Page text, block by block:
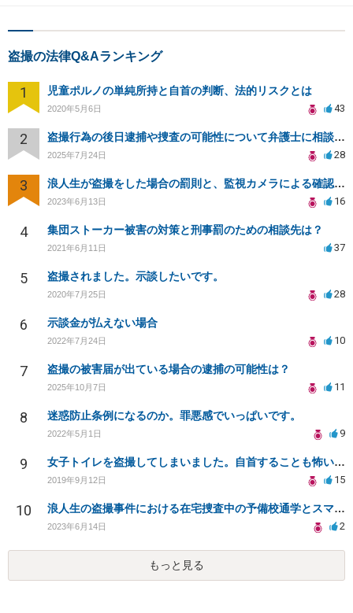
盗撮の法律Q&Aランキング
1 児童ポルノの単純所持と自首の判断、法的リスクとは
2020年5月6日 43
2 盗撮行為の後日逮捕や捜査の可能性について弁護士に相談したい
2025年7月24日 28
3 浪人生が盗撮をした場合の罰則と、監視カメラによる確認について
2023年6月13日 16
4 集団ストーカー被害の対策と刑事罰のための相談先は？
2021年6月11日 37
5 盗撮されました。示談したいです。
2020年7月25日 28
6 示談金が払えない場合
2022年7月24日 10
7 盗撮の被害届が出ている場合の逮捕の可能性は？
2025年10月7日 11
8 迷惑防止条例になるのか。罪悪感でいっぱいです。
2022年5月1日 9
9 女子トイレを盗撮してしまいました。自首することも怖いです。どうすれば良いでしょうか。
2019年9月12日 15
10 浪人生の盗撮事件における在宅捜査中の予備校通学とスマートフォン押収について
2023年6月14日 2
もっと見る